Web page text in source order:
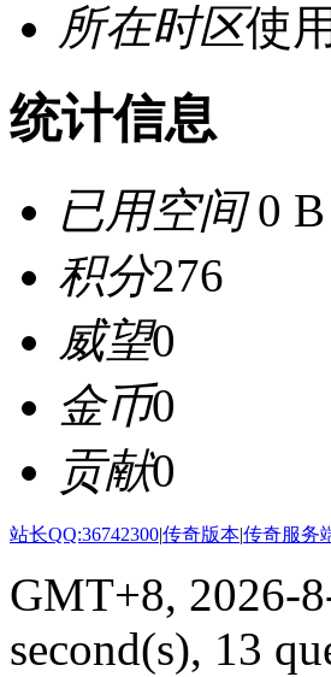
所在时区使
统计信息
已用空间0 B
积分276
威望0
金币0
贡献0
站长QQ:36742300|传奇版本|传奇服务
GMT+8, 2026-
second(s), 13